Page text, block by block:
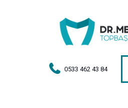
0533 462 43 84
Anasayfa
Tedaviler
Hakkımda